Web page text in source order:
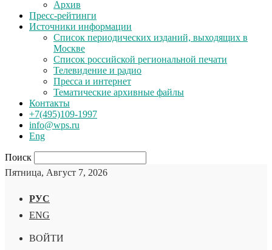
Архив
Пресс-рейтинги
Источники информации
Список периодических изданий, выходящих в
Москве
Список российской региональной печати
Телевидение и радио
Пресса и интернет
Тематические архивные файлы
Контакты
+7(495)109-1997
info@wps.ru
Eng
Поиск
Пятница, Август 7, 2026
РУС
ENG
ВОЙТИ